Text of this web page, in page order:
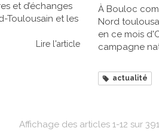
et d’échanges
Toulousain et les
Lire l'article
À Bouloc
Nord
en ce mois
campagne
actualité
Affichage des articles 1-12 sur 391